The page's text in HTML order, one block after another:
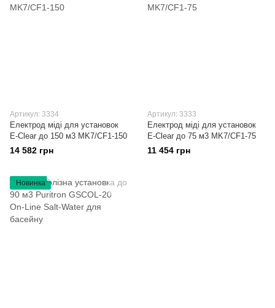
Артикул: 3334
Електрод міді для установок
E-Clear до 150 м3 MK7/CF1-150
14 582 грн
Артикул: 3333
Електрод міді для установок
E-Clear до 75 м3 MK7/CF1-75
11 454 грн
Новинка